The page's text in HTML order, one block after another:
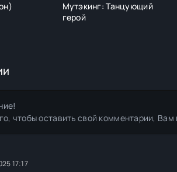
Мутэкинг: Танцующий
герой
чтобы оставить свой комментарии,
17:17